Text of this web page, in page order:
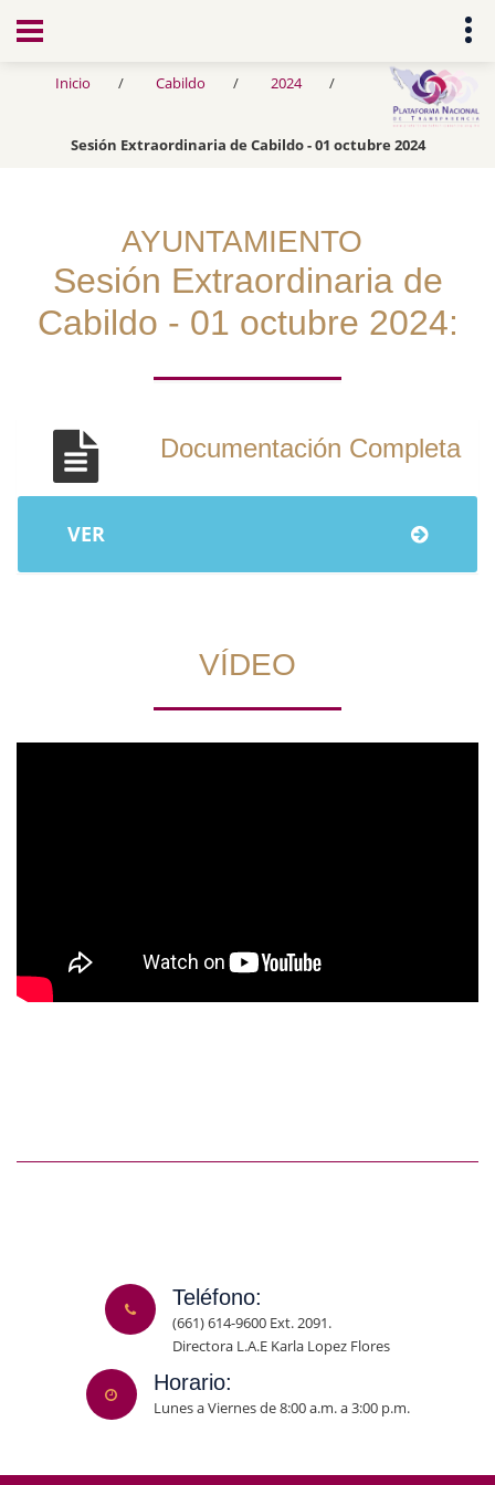
Transparencia
Inicio Cabildo 2024
Sesión Extraordinaria de Cabildo - 01 octubre 2024
AYUNTAMIENTO
Sesión Extraordinaria de
Cabildo - 01 octubre 2024:
Documentación Completa
VER
VÍDEO
Teléfono:
(661) 614-9600 Ext. 2091.
Directora L.A.E Karla Lopez Flores
Horario:
Lunes a Viernes de 8:00 a.m. a 3:00 p.m.